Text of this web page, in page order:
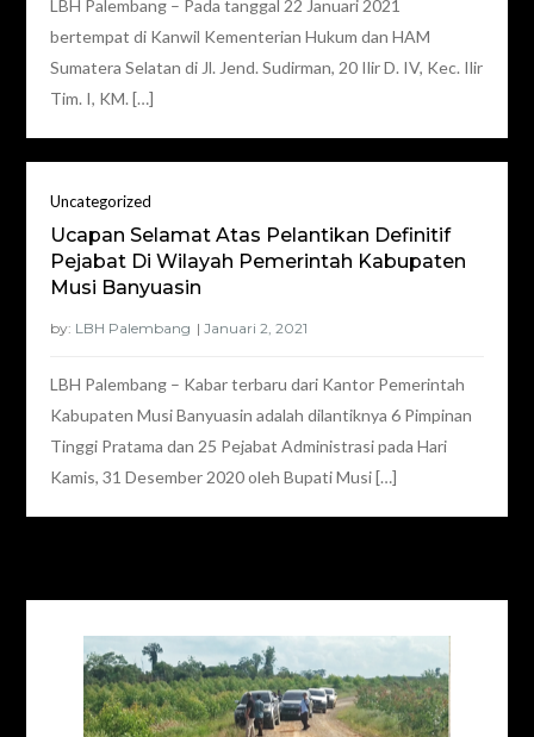
LBH Palembang – Pada tanggal 22 Januari 2021
bertempat di Kanwil Kementerian Hukum dan HAM
Sumatera Selatan di Jl. Jend. Sudirman, 20 Ilir D. IV, Kec. Ilir
Tim. I, KM. […]
Uncategorized
Ucapan Selamat Atas Pelantikan Definitif
Pejabat Di Wilayah Pemerintah Kabupaten
Musi Banyuasin
by: LBH Palembang
LBH Palembang – Kabar terbaru dari Kantor Pemerintah
Kabupaten Musi Banyuasin adalah dilantiknya 6 Pimpinan
Tinggi Pratama dan 25 Pejabat Administrasi pada Hari
Kamis, 31 Desember 2020 oleh Bupati Musi […]